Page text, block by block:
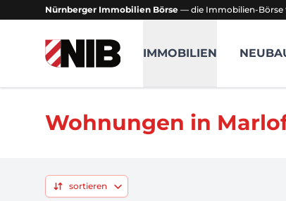
Nürnberger Immobilien Börse — die Immobilien-Börse
NIB - Nürnberger Immobilien Börse
IMMOBILIEN
Wohnungen in
sortieren